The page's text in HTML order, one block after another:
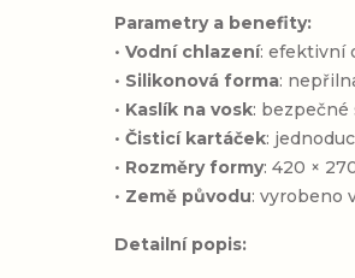
Parametry a benefity:
•Vodní chlazení: efektivní
• Silikonová forma:
• Kaslík na vosk:
•Čisticí kartáček:
• Rozměry formy: 420 ×
• Země původu: vyrobeno
Detailní popis: